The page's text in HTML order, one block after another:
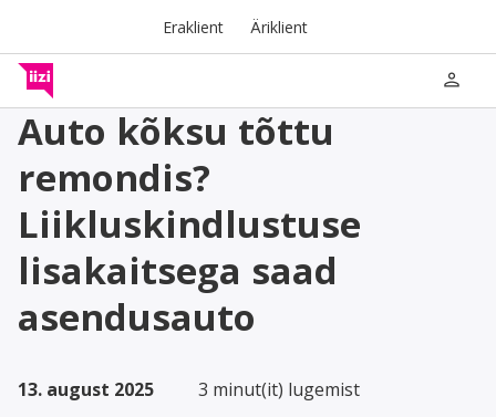
Eraklient Äriklient
person
Auto kõksu tõttu
remondis?
Liikluskindlustuse
lisakaitsega saad
asendusauto
13. august 2025 3 minut(it) lugemist